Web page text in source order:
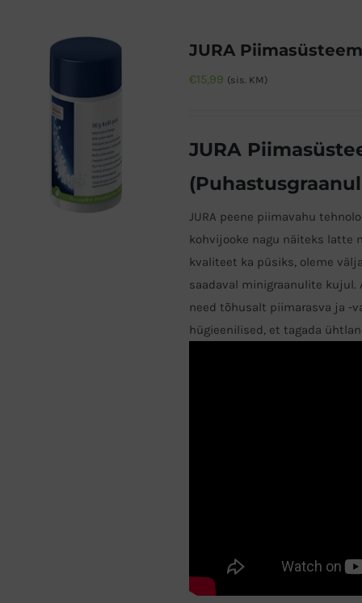
€15,99 (sis. KM)
JURA
JURA peene piimavahu
kohvijooke nagu näiteks latte
kvaliteet ka püsiks, oleme
saadaval minigraanulite
need tõhusalt piimarasva ja -
hügieenilised, et tagada